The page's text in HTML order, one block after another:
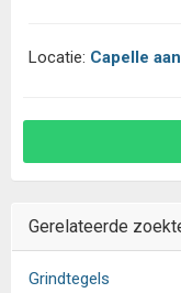
Locatie: Capelle
Gerelateerde
Grindtegels